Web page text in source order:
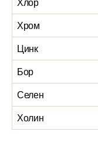
Хром
Цинк
Бор
Селен
Холин